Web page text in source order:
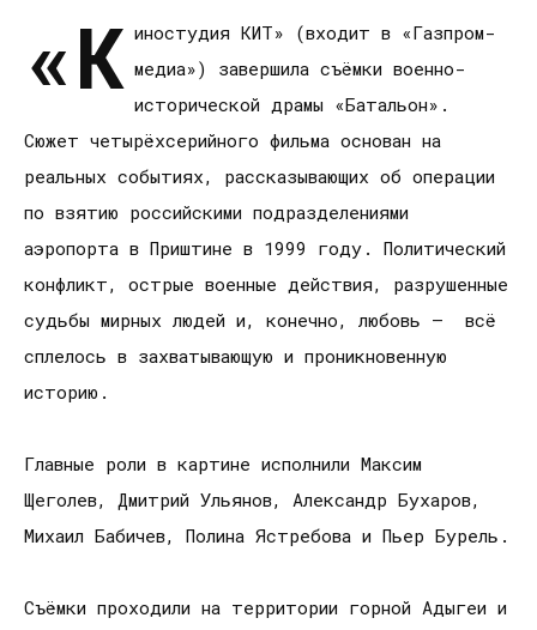
«К иностудия КИТ» (входит в «Газпром-
медиа») завершила съёмки военно-
исторической драмы «Батальон».
Сюжет четырёхсерийного фильма основан на
реальных событиях, рассказывающих об операции
по взятию российскими подразделениями
аэропорта в Приштине в 1999 году. Политический
конфликт, острые военные действия, разрушенные
судьбы мирных людей и, конечно, любовь — всё
сплелось в захватывающую и проникновенную
историю.
Главные роли в картине исполнили Максим
Щеголев, Дмитрий Ульянов, Александр Бухаров,
Михаил Бабичев, Полина Ястребова и Пьер Бурель.
Съёмки проходили на территории горной Адыгеи и